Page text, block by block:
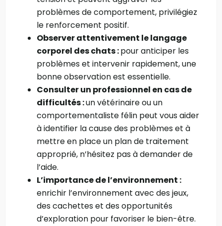
problèmes de comportement, privilégiez
le renforcement positif.
Observer attentivement le langage
corporel des chats :pour anticiper les
problèmes et intervenir rapidement, une
bonne observation est essentielle.
Consulter un professionnel en cas de
difficultés :un vétérinaire ou un
comportementaliste félin peut vous aider
à identifier la cause des problèmes et à
mettre en place un plan de traitement
approprié, n’hésitez pas à demander de
l’aide.
L’importance de l’environnement :
enrichir l’environnement avec des jeux,
des cachettes et des opportunités
d’exploration pour favoriser le bien-être.